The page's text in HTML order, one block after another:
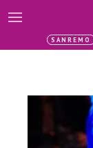
SANREMO